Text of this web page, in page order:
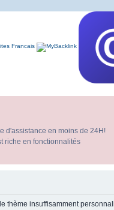
d'assistance en moins de 24H!
riche en fonctionnalités
thème insuffisamment